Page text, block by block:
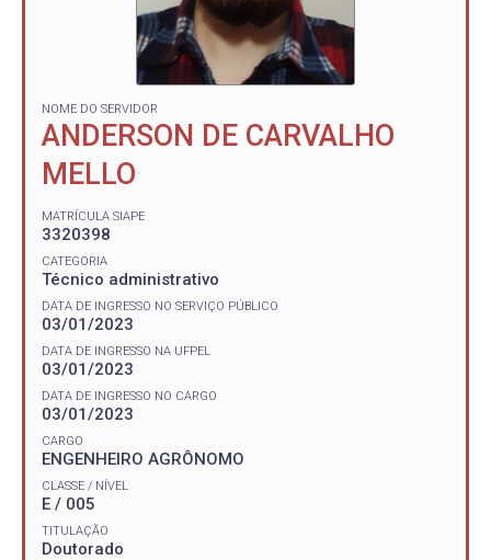
NOME DO SERVIDOR
ANDERSON DE CARVALHO
MELLO
MATRÍCULA SIAPE
3320398
CATEGORIA
Técnico administrativo
DATA DE INGRESSO NO SERVIÇO PÚBLICO
03/01/2023
DATA DE INGRESSO NA UFPEL
03/01/2023
DATA DE INGRESSO NO CARGO
03/01/2023
CARGO
ENGENHEIRO AGRÔNOMO
CLASSE / NÍVEL
E / 005
TITULAÇÃO
Doutorado